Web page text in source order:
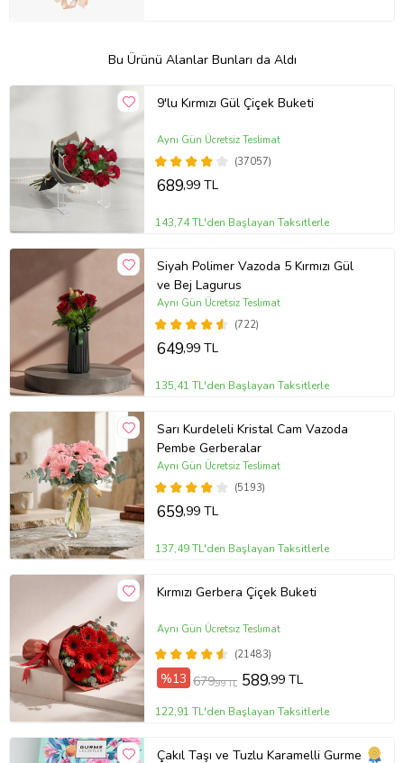
Bu Ürünü Alanlar Bunları da Aldı
9'lu Kırmızı Gül Çiçek Buketi
(37057)
Aynı Gün Ücretsiz Teslimat
689,99 TL
143,74 TL'den Başlayan Taksitlerle
Siyah Polimer Vazoda 5 Kırmızı Gül
ve Bej Lagurus
(722)
Aynı Gün Ücretsiz Teslimat
649,99 TL
135,41 TL'den Başlayan Taksitlerle
Sarı Kurdeleli Kristal Cam Vazoda
Pembe Gerberalar
(5193)
Aynı Gün Ücretsiz Teslimat
659,99 TL
137,49 TL'den Başlayan Taksitlerle
Kırmızı Gerbera Çiçek Buketi
(21483)
Aynı Gün Ücretsiz Teslimat
%13 679,99 TL 589,99 TL
122,91 TL'den Başlayan Taksitlerle
Çakıl Taşı ve Tuzlu Karamelli Gurme